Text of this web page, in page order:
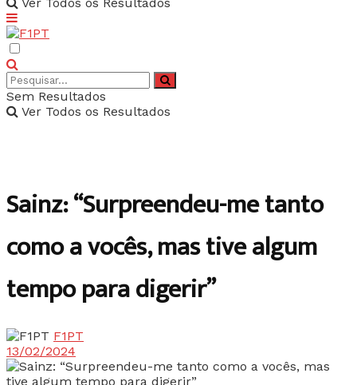
Sem Resultados
Ver Todos os Resultados
Sainz: “Surpreendeu-me tanto
como a vocês, mas tive algum
tempo para digerir”
F1PT
13/02/2024